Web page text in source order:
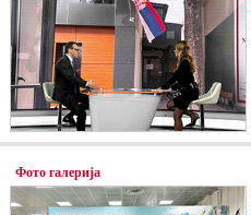
Фото галерија